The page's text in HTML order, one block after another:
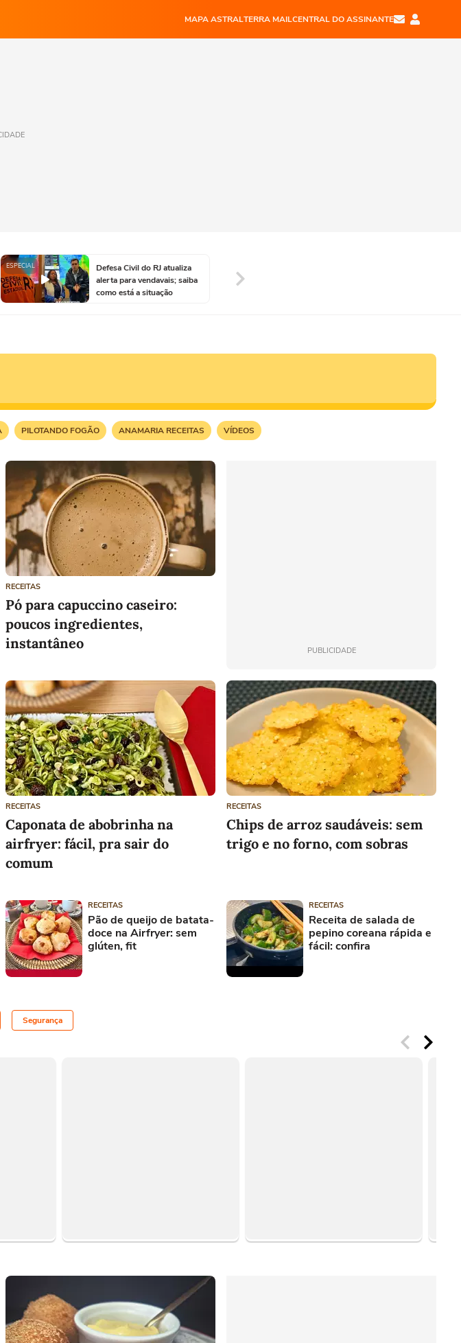
MAPA ASTRALTERRA MAILCENTRAL DO ASSINANTE
ESPECIAL
Defesa Civil do RJ atualiza
alerta para vendavais; saiba
como está a situação
PILOTANDO FOGÃO ANAMARIA RECEITAS VÍDEOS
RECEITAS
Pó para capuccino caseiro:
poucos ingredientes,
instantâneo
PUBLICIDADE
RECEITAS
Caponata de abobrinha na
airfryer: fácil, pra sair do
comum
RECEITAS
Chips de arroz saudáveis: sem
trigo e no forno, com sobras
RECEITAS
Pão de queijo de batata-
doce na Airfryer: sem
glúten, fit
RECEITAS
Receita de salada de
pepino coreana rápida e
fácil: confira
Segurança